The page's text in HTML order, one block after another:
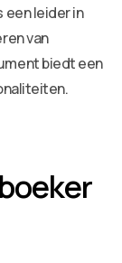
leider in
van
biedt een